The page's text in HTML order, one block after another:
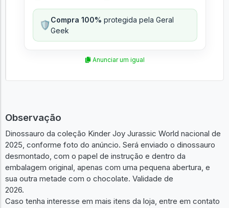
🛡️Compra 100% protegida pela Geral
Geek
Anunciar um igual
Observação
Dinossauro da coleção Kinder Joy Jurassic World nacional de
2025, conforme foto do anúncio. Será enviado o dinossauro
desmontado, com o papel de instrução e dentro da
embalagem original, apenas com uma pequena abertura, e
sua outra metade com o chocolate. Validade de
2026.
Caso tenha interesse em mais itens da loja, entre em contato